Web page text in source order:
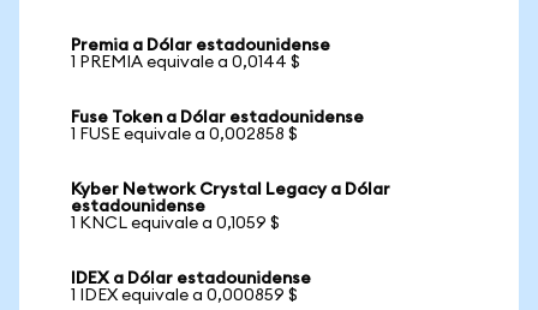
Premia a Dólar estadounidense
1 PREMIA equivale a 0,0144 $
Fuse Token a Dólar estadounidense
1 FUSE equivale a 0,002858 $
Kyber Network Crystal Legacy a Dólar
estadounidense
1 KNCL equivale a 0,1059 $
IDEX a Dólar estadounidense
1 IDEX equivale a 0,000859 $